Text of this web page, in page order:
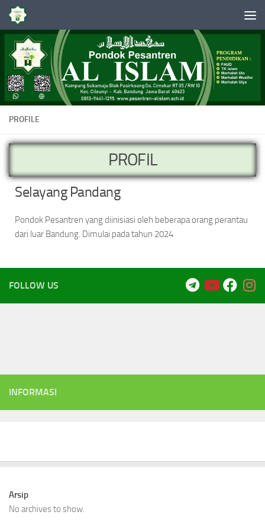
Skip to content
PROFILE
PROFIL
Selayang Pandang
Pondok Pesantren yang diinisiasi oleh beberapa orang perantau
dari luar Bandung. Dimulai pada tahun 2024
FOLLOW US
INFORMASI
Arsip
No archives to show.